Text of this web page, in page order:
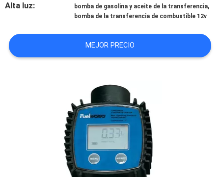
PRESUPUESTO
Alta luz: bomba de gasolina y aceite de la transferencia,
bomba de la transferencia de combustible 12v
MEJOR PRECIO